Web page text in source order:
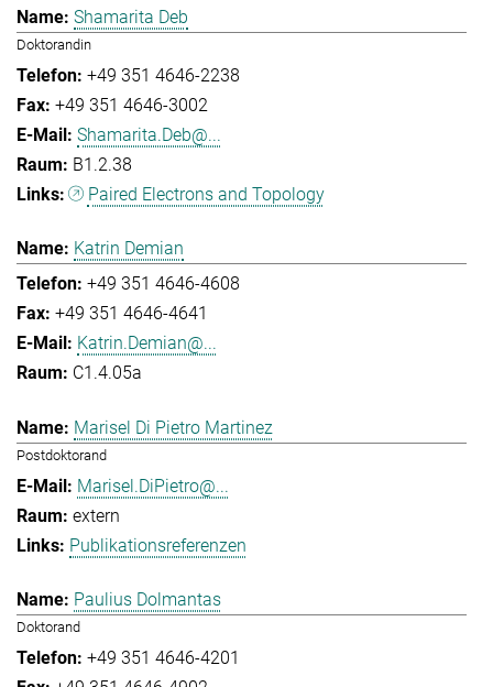
Shamarita Deb
Doktorandin
+49 351 4646-2238
+49 351 4646-3002
Shamarita.Deb@...
B1.2.38
Paired Electrons and Topology
Katrin Demian
+49 351 4646-4608
+49 351 4646-4641
Katrin.Demian@...
C1.4.05a
Marisel Di Pietro Martinez
Postdoktorand
Marisel.DiPietro@...
extern
Publikationsreferenzen
Paulius Dolmantas
Doktorand
+49 351 4646-4201